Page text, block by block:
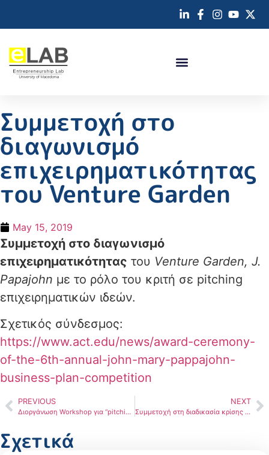
Συμμετοχή στο
διαγωνισμό
επιχειρηματικότητας
του Venture Garden
May 15, 2019
Συμμετοχή στο διαγωνισμό
επιχειρηματικότητας του Venture Garden, J.
Papajohn με το ρόλο του κριτή σε pitching
επιχειρηματικών ιδεών.
Σχετικός σύνδεσμος:
https://www.act.edu/news/award-ceremony-
of-the-6th-annual-john-mary-pappajohn-
business-plan-competition
PREVIOUS
Διοργάνωση Workshop για “pitching” σε φοιτητές του ΠαΜακ
NEXT
Συμμετοχή στη διαδικασία κρίσης επιχειρηματικών ιδεών
Σχετικά